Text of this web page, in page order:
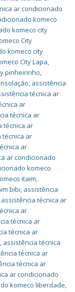
ar condicionado
komeco
komeco city
City
komeco city
City Lapa,
pinheirinho,
, assistência
técnica ar
ar
técnica ar
técnica ar
técnica ar
ar
ar condicionado
komeco
itaim,
bibi, assistência
assistência técnica ar
ar
técnica ar
técnica ar
, assistência técnica
técnica ar
técnica ar
ar condicionado
komeco liberdade,